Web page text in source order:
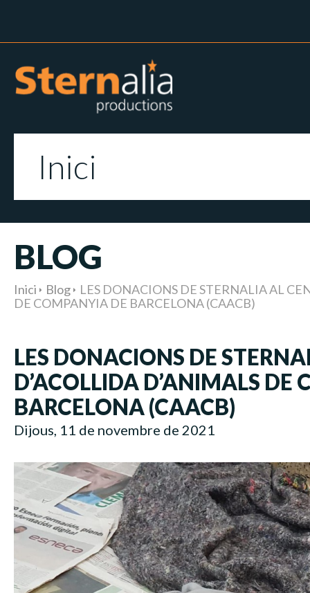
Inici
BLOG
Inici Blog
LES DONACIONS DE STERNALIA AL
DE COMPANYIA DE BARCELONA (CAACB)
LES DONACIONS DE
D’ACOLLIDA D’ANIMALS DE
BARCELONA (CAACB)
Dijous, 11 de novembre de 2021